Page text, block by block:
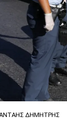
ΔΗΜΗΤΡΗΣ